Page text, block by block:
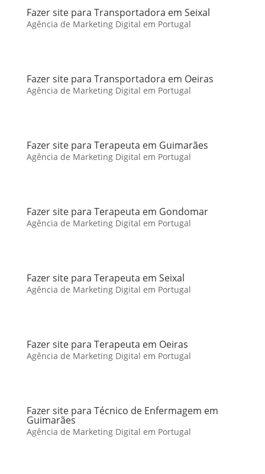
Fazer site para Transportadora em Seixal
Agência de Marketing Digital em Portugal
Fazer site para Transportadora em Oeiras
Agência de Marketing Digital em Portugal
Fazer site para Terapeuta em Guimarães
Agência de Marketing Digital em Portugal
Fazer site para Terapeuta em Gondomar
Agência de Marketing Digital em Portugal
Fazer site para Terapeuta em Seixal
Agência de Marketing Digital em Portugal
Fazer site para Terapeuta em Oeiras
Agência de Marketing Digital em Portugal
Fazer site para Técnico de Enfermagem em
Guimarães
Agência de Marketing Digital em Portugal